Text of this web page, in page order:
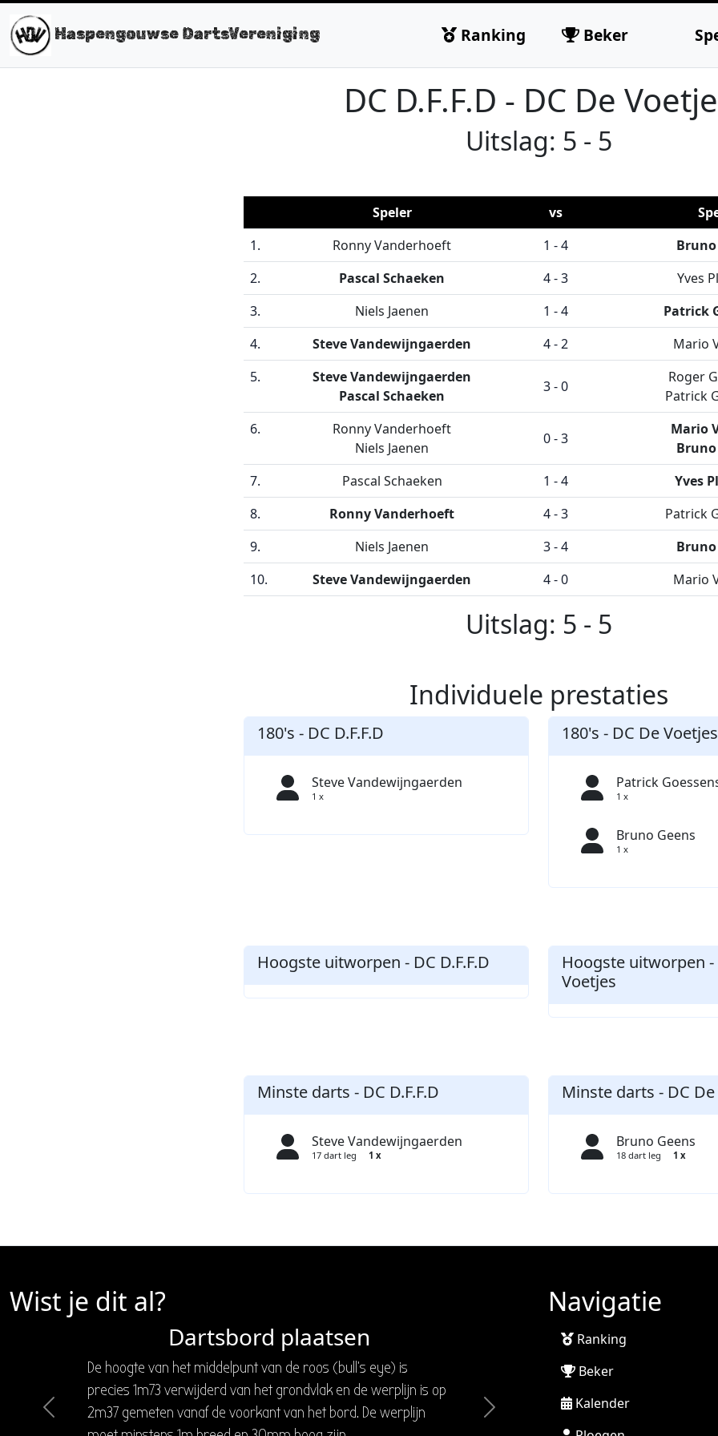
Haspengouwse DartsVereniging Ranking Beker
DC D.F.F.D - DC De
Uitslag: 5 - 5
Speler vs
1.
Ronny Vanderhoeft 1 - 4
Bruno
2.
Pascal Schaeken 4 - 3
Yves
3.
Niels Jaenen 1 - 4
Patrick
4.
Steve Vandewijngaerden 4 - 2
Mario
5.
Steve Vandewijngaerden
Pascal Schaeken
3 - 0
Roger
Patrick
6.
Ronny Vanderhoeft
Niels Jaenen
0 - 3
Mario
Bruno
7.
Pascal Schaeken 1 - 4
Yves
8.
Ronny Vanderhoeft 4 - 3
Patrick
9.
Niels Jaenen 3 - 4
Bruno
10.
Steve Vandewijngaerden 4 - 0 Mario
Uitslag: 5 - 5
Individuele prestaties
180's - DC D.F.F.D
Steve Vandewijngaerden
1 x
180's - DC De Voetjes
Patrick
1 x
Bruno Geens
1 x
Hoogste uitworpen - DC D.F.F.D
Hoogste uitworpen -
Voetjes
Minste darts - DC D.F.F.D
Steve Vandewijngaerden
17 dart leg 1 x
Minste darts - DC
Bruno Geens
18 dart leg 1 x
Wist je dit al?
Dartsbord plaatsen
De hoogte van het middelpunt van de roos (bull's eye) is
precies 1m73 verwijderd van het grondvlak en de werplijn is op
2m37 gemeten vanaf de voorkant van het bord. De werplijn
Previous Next
Navigatie
Ranking
Beker
Kalender